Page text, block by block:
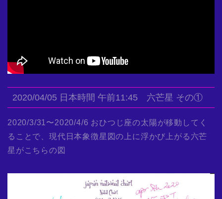
2020/04/05 日本時間 午前11:45 六芒星 その①
2020/3/31〜2020/4/6 おひつじ座の太陽が移動してく
ることで、現代日本象徴星図の上に浮かび上がる六芒
星がこちらの図